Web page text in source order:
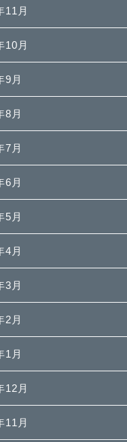
11月
10月
9月
8月
7月
6月
5月
4月
3月
2月
1月
12月
11月